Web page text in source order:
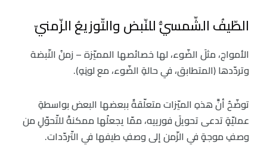
الطّيفُ الشّمسيُّ للنّبض والتّوزيعُ الزّمنيّ
الأمواج، مثلَ الضّوء، لها خصائصها المميّزة – زمنُ النّبضة
وتردّدها (المتطابق، في حالةِ الضّوء، مع لونِهِ).
توضّحُ أنَّ هذهِ الميّزات متعلّقةٌ ببعضها البعض بواسطةِ
عمليّةٍ تدعى تحويلَ فورييه، ممّا يجعلُها ممكنةً للتّحوّلِ من
وصفِ موجةٍ في الزّمن إلى وصفِ طيفها في التّردّدات.